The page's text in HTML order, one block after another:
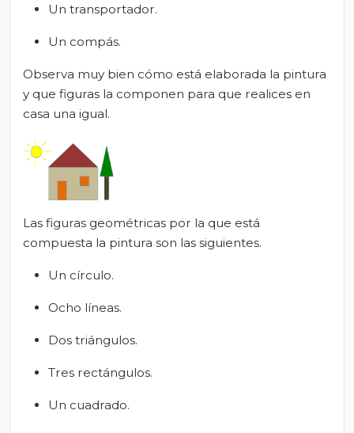
Un transportador.
Un compás.
Observa muy bien cómo está elaborada la pintura
y que figuras la componen para que realices en
casa una igual.
Las figuras geométricas por la que está
compuesta la pintura son las siguientes.
Un círculo.
Ocho líneas.
Dos triángulos.
Tres rectángulos.
Un cuadrado.